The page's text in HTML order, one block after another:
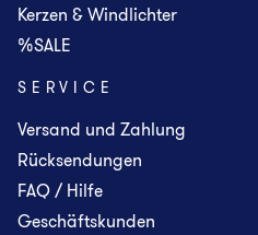
Kerzen & Windlichter
%SALE
SERVICE
Versand und Zahlung
Rücksendungen
FAQ / Hilfe
Geschäftskunden